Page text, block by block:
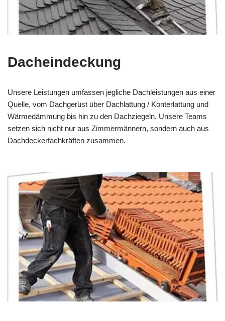
Dacheindeckung
Unsere Leistungen umfassen jegliche Dachleistungen aus einer
Quelle, vom Dachgerüst über Dachlattung / Konterlattung und
Wärmedämmung bis hin zu den Dachziegeln. Unsere Teams
setzen sich nicht nur aus Zimmermännern, sondern auch aus
Dachdeckerfachkräften zusammen.